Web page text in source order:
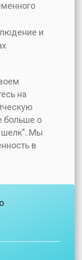
и
на
больше о
шелк". Мы
в